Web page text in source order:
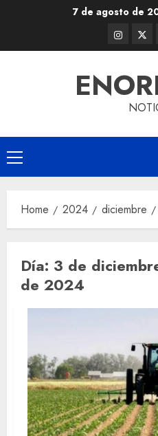
7 de agosto de
Instagram
(X)
Primary
Menu
Home 2024 diciembre
Día: 3 de
de 2024